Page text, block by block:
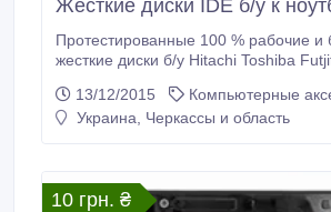
Жесткие диски IDE б/у к
Протестированные 100 % рабочие и
жесткие диски б/у Hitachi Toshiba
ноутбуку 2, 5" 40Gb - 60Gb, ATA / IDE. 40 Gb - 300,
00 60 Gb - 350, 00 Оптовым покупателям - скидка.
13/12/2015
Компьютерные
Украина, Черкассы и область
10 грн. ₴